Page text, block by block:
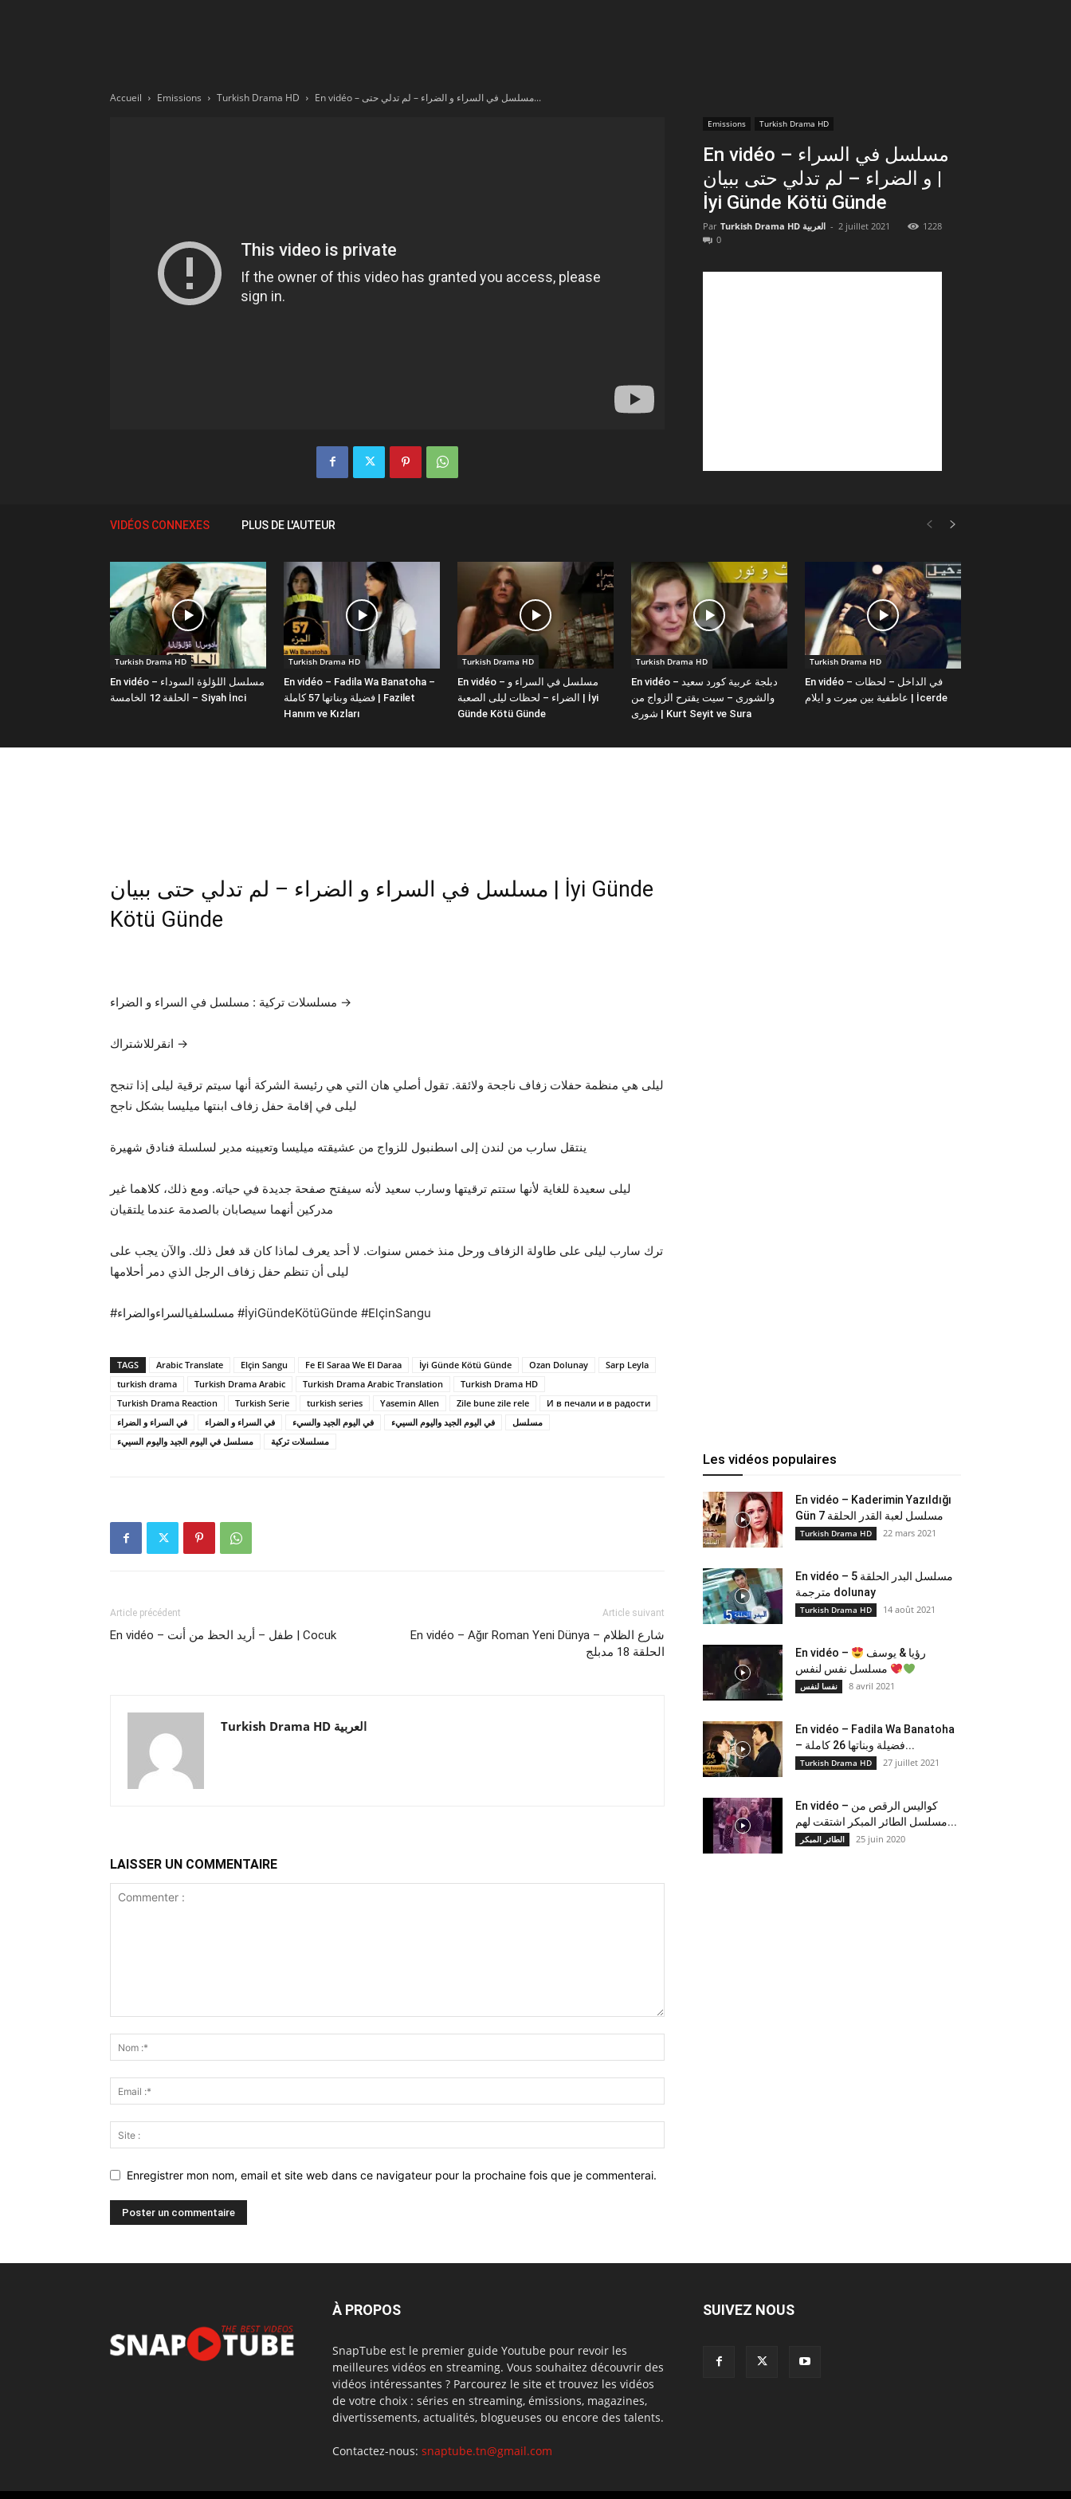
Accueil Emissions Turkish Drama HD En vidéo – مسلسل في السراء و الضراء – لم تدلي حتى...
Emissions Turkish Drama HD
En vidéo – مسلسل في السراء
و الضراء – لم تدلي حتى ببيان |
İyi Günde Kötü Günde
Par Turkish Drama HD العربية - 2 juillet 2021
1228
0
VIDÉOS CONNEXES PLUS DE L'AUTEUR
Turkish Drama HD
En vidéo – مسلسل اللؤلؤة السوداء
الحلقة 12 الخامسة – Siyah İnci
Turkish Drama HD
En vidéo – Fadila Wa Banatoha –
فضيلة وبناتها 57 كاملة | Fazilet
Hanım ve Kızları
Turkish Drama HD
En vidéo – مسلسل في السراء و
الضراء – لحظات ليلى الصعبة | İyi
Günde Kötü Günde
Turkish Drama HD
En vidéo – دبلجة عربية كورد سعيد
والشورى – سيت يقترح الزواج من
شورى | Kurt Seyit ve Sura
Turkish Drama HD
En vidéo – في الداخل – لحظات
عاطفية بين ميرت و ايلام | İcerde
مسلسل في السراء و الضراء – لم تدلي حتى ببيان | İyi Günde
Kötü Günde
مسلسلات تركية : مسلسل في السراء و الضراء →
انقرللاشتراك →
ليلى هي منظمة حفلات زفاف ناجحة ولائقة. تقول أصلي هان التي هي رئيسة الشركة أنها سيتم ترقية ليلى إذا تنجح
ليلى في إقامة حفل زفاف ابنتها ميليسا بشكل ناجح
ينتقل سارب من لندن إلى اسطنبول للزواج من عشيقته ميليسا وتعيينه مدير لسلسلة فنادق شهيرة
ليلى سعيدة للغاية لأنها ستتم ترقيتها وسارب سعيد لأنه سيفتح صفحة جديدة في حياته. ومع ذلك، كلاهما غير
مدركين أنهما سيصابان بالصدمة عندما يلتقيان
ترك سارب ليلى على طاولة الزفاف ورحل منذ خمس سنوات. لا أحد يعرف لماذا كان قد فعل ذلك. والآن يجب على
ليلى أن تنظم حفل زفاف الرجل الذي دمر أحلامها
#مسلسلفيالسراءوالضراء #İyiGündeKötüGünde #ElçinSangu
TAGS Arabic Translate Elçin Sangu Fe El Saraa We El Daraa İyi Günde Kötü Günde Ozan Dolunay
Sarp Leyla
turkish drama
Turkish Drama Arabic Turkish Drama Arabic Translation
Turkish Drama HD
Turkish Drama Reaction
Turkish Serie turkish series Yasemin Allen Zile bune zile rele
И в печали и в радости
في السراء و الضراء
في اليوم الجيد والسيء في اليوم الجيد واليوم السييء
مسلسل
مسلسل في اليوم الجيد واليوم السييء
مسلسلات تركية
Article précédent
En vidéo – طفل – أريد الحظ من أنت | Cocuk
Article suivant
En vidéo – Ağır Roman Yeni Dünya – شارع الظلام
الحلقة 18 مدبلج
Turkish Drama HD العربية
LAISSER UN COMMENTAIRE
Enregistrer mon nom, email et site web dans ce navigateur pour la prochaine fois que je commenterai.
Les vidéos populaires
En vidéo – Kaderimin Yazıldığı
Gün مسلسل لعبة القدر الحلقة 7
Turkish Drama HD 22 mars 2021
En vidéo – مسلسل البدر الحلقة 5
مترجمة dolunay
Turkish Drama HD 14 août 2021
En vidéo –
نفسا لنفس 8 avril 2021
En vidéo – Fadila Wa Banatoha
– فضيلة وبناتها 26 كاملة...
Turkish Drama HD 27 juillet 2021
En vidéo – كواليس الرقص من
مسلسل الطائر المبكر اشتقت لهم...
الطائر المبكر 25 juin 2020
À PROPOS
SnapTube est le premier guide Youtube pour revoir les
meilleures vidéos en streaming. Vous souhaitez découvrir des
vidéos intéressantes ? Parcourez le site et trouvez les vidéos
de votre choix : séries en streaming, émissions, magazines,
divertissements, actualités, blogueuses ou encore des talents.
Contactez-nous: snaptube.tn@gmail.com
SUIVEZ NOUS